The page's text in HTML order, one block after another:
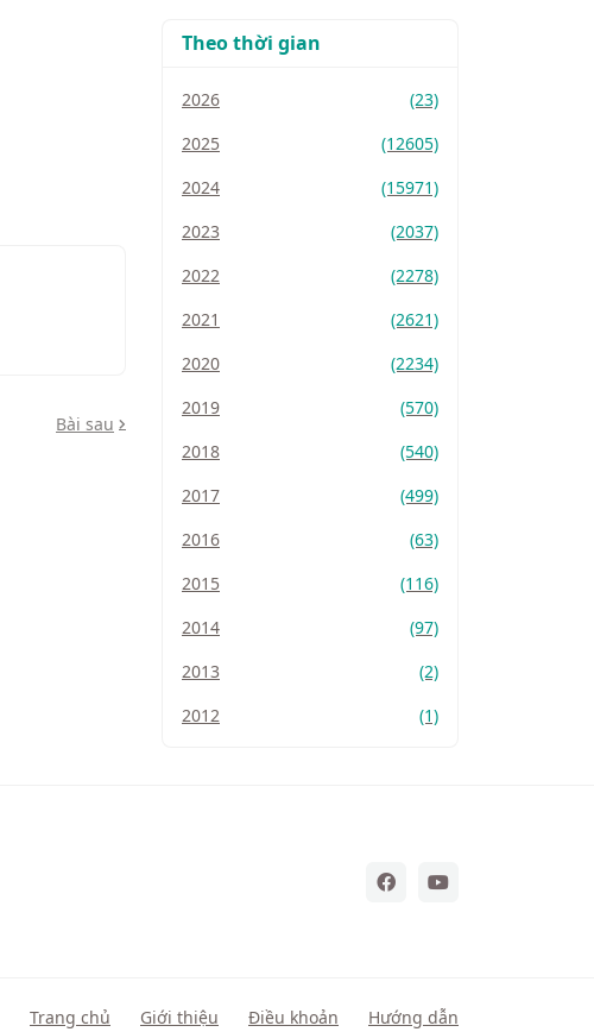
Bài sau
Theo thời gian
2026
(23)
2025
(12605)
2024
(15971)
2023
(2037)
2022
(2278)
2021
(2621)
2020
(2234)
2019
(570)
2018
(540)
2017
(499)
2016
(63)
2015
(116)
2014
(97)
2013
(2)
2012
(1)
Trang chủ Giới thiệu Điều khoản Hướng dẫn